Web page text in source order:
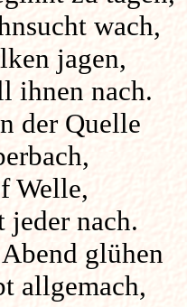
wach,
jagen,
ihnen nach.
der Quelle
Welle,
nach.
glühen
allgemach,